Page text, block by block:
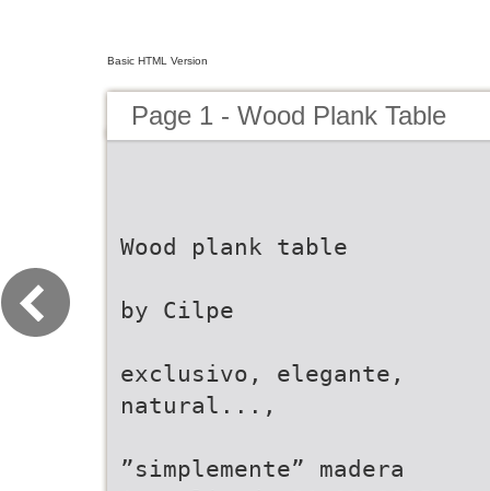
Basic HTML Version
Page 1 - Wood Plank Table
Wood plank table
by Cilpe
exclusivo, elegante,
natural...,
”simplemente” madera